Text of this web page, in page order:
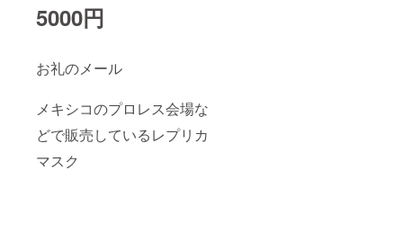
5000円
お礼のメール
メキシコのプロレス会場な
どで販売しているレプリカ
マスク